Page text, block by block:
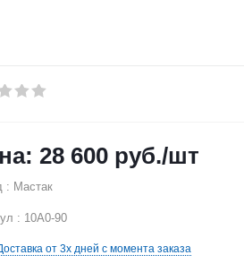
28 600 руб./шт
: Мастак
: 10A0-90
от 3х дней с момента заказа